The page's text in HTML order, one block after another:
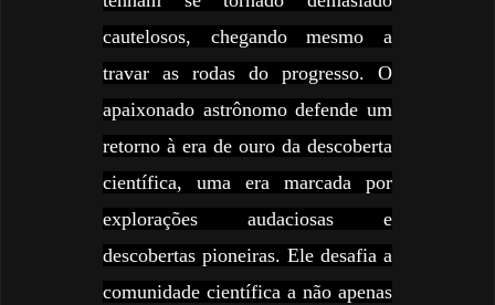
cautelosos, chegando mesmo a
travar as rodas do progresso. O
apaixonado astrônomo defende um
retorno à era de ouro da descoberta
científica, uma era marcada por
explorações audaciosas e
descobertas pioneiras. Ele desafia a
comunidade científica a não apenas